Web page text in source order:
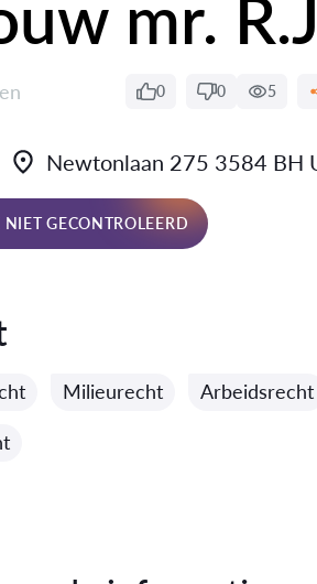
mr.
0 0 5
Newtonlaan 275 3584 BH
GECONTROLEERD
Milieurecht Arbeidsrecht